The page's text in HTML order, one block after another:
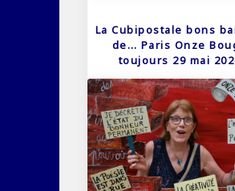
La Cubipostale bons
de… Paris Onze
toujours 29 mai